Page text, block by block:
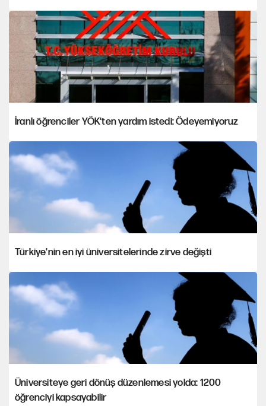
İranlı öğrenciler YÖK'ten yardım istedi: Ödeyemiyoruz
Türkiye'nin en iyi üniversitelerinde zirve değişti
Üniversiteye geri dönüş düzenlemesi yolda: 1200
öğrenciyi kapsayabilir